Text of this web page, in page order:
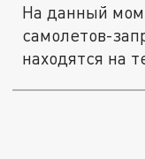
На данный
самолетов-
находятся на